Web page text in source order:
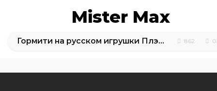
Mister Max
Гормити на русском игрушки ПлэйДо сюрприз 862